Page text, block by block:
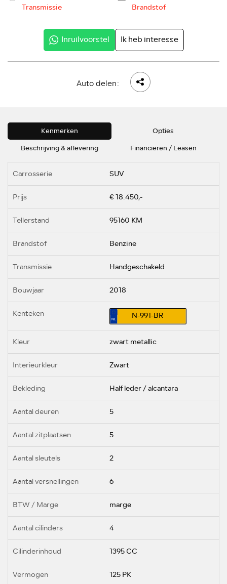
Transmissie
Brandstof
Inruilvoorstel Ik heb interesse
Auto delen:
Kenmerken
Opties
Beschrijving & aflevering
Financieren / Leasen
Carrosserie SUV
Prijs € 18.450,-
Tellerstand 95160 KM
Brandstof Benzine
Transmissie Handgeschakeld
Bouwjaar 2018
Kenteken N-991-BR
Kleur zwart metallic
Interieurkleur Zwart
Bekleding Half leder / alcantara
Aantal deuren 5
Aantal zitplaatsen 5
Aantal sleutels 2
Aantal versnellingen 6
BTW / Marge marge
Aantal cilinders 4
Cilinderinhoud 1395 CC
Vermogen 125 PK